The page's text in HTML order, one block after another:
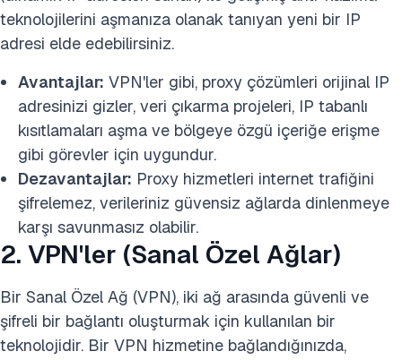
teknolojilerini aşmanıza olanak tanıyan yeni bir IP
adresi elde edebilirsiniz.
Avantajlar: VPN'ler gibi, proxy çözümleri orijinal IP
adresinizi gizler, veri çıkarma projeleri, IP tabanlı
kısıtlamaları aşma ve bölgeye özgü içeriğe erişme
gibi görevler için uygundur.
Dezavantajlar: Proxy hizmetleri internet trafiğini
şifrelemez, verileriniz güvensiz ağlarda dinlenmeye
karşı savunmasız olabilir.
2. VPN'ler (Sanal Özel Ağlar)
Bir Sanal Özel Ağ (VPN), iki ağ arasında güvenli ve
şifreli bir bağlantı oluşturmak için kullanılan bir
teknolojidir. Bir VPN hizmetine bağlandığınızda,